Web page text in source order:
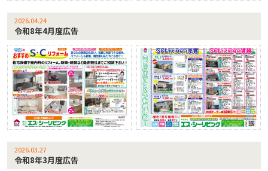
2026.04.24
令和8年4月度広告
2026.03.27
令和8年3月度広告